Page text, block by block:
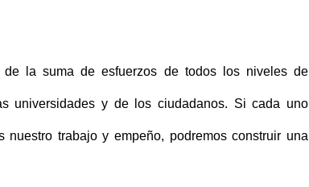
de la suma de esfuerzos de todos los niveles de
universidades y de los ciudadanos. Si cada uno
trabajo y empeño, podremos construir una